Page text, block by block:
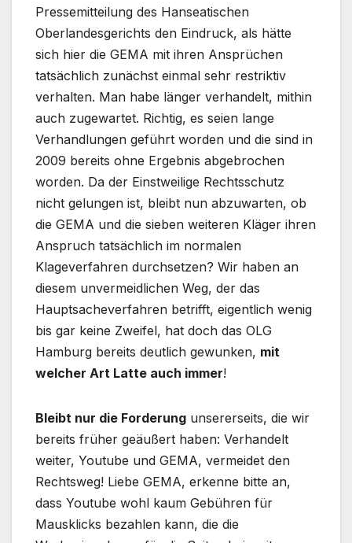
Pressemitteilung des Hanseatischen
Oberlandesgerichts den Eindruck, als hätte
sich hier die GEMA mit ihren Ansprüchen
tatsächlich zunächst einmal sehr restriktiv
verhalten. Man habe länger verhandelt, mithin
auch zugewartet. Richtig, es seien lange
Verhandlungen geführt worden und die sind in
2009 bereits ohne Ergebnis abgebrochen
worden. Da der Einstweilige Rechtsschutz
nicht gelungen ist, bleibt nun abzuwarten, ob
die GEMA und die sieben weiteren Kläger ihren
Anspruch tatsächlich im normalen
Klageverfahren durchsetzen? Wir haben an
diesem unvermeidlichen Weg, der das
Hauptsacheverfahren betrifft, eigentlich wenig
bis gar keine Zweifel, hat doch das OLG
Hamburg bereits deutlich gewunken, mit
welcher Art Latte auch immer!
Bleibt nur die Forderung unsererseits, die wir
bereits früher geäußert haben: Verhandelt
weiter, Youtube und GEMA, vermeidet den
Rechtsweg! Liebe GEMA, erkenne bitte an,
dass Youtube wohl kaum Gebühren für
Mausklicks bezahlen kann, die die